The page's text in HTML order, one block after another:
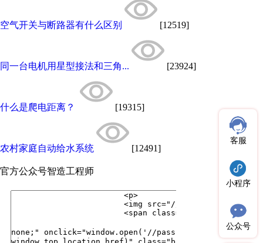
空气开关与断路器有什么区别 [12519]
同一台电机用星型接法和三角... [23924]
什么是爬电距离？ [19315]
农村家庭自动给水系统 [12491]
官方公众号智造工程师
客服
小程序
公众号